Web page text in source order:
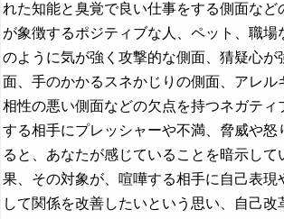
れた知能と臭覚で良い仕事をする側面など
が象徴するポジティブな人、ペット、職場
のように気が強く攻撃的な側面、猜疑心が
面、手のかかるスネかじりの側面、アレル
相性の悪い側面などの欠点を持つネガティ
する相手にプレッシャーや不満、脅威や怒
ると、あなたが感じていることを暗示して
果、その対象が、喧嘩する相手に自己表現
して関係を改善したいという思い、自己改